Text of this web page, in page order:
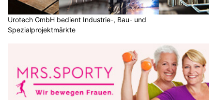
Urotech GmbH bedient Industrie-, Bau- und
Spezialprojektmärkte